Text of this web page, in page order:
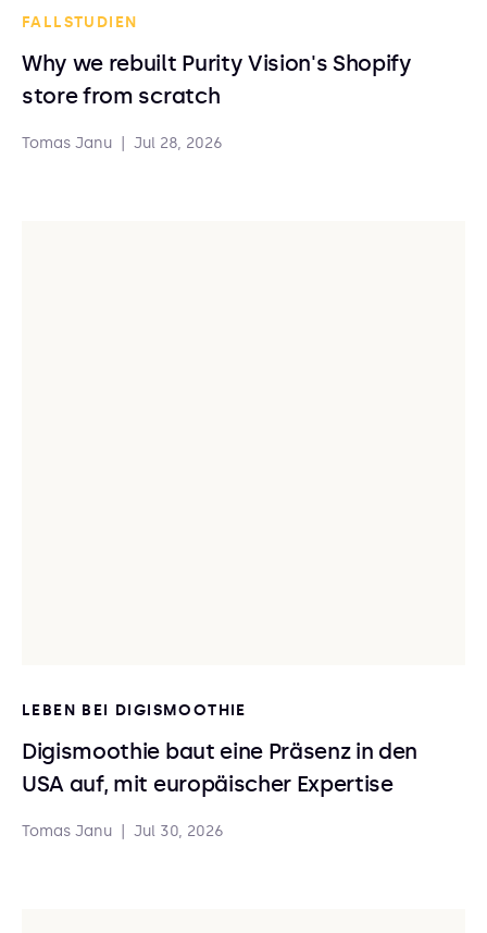
FALLSTUDIEN
Why we rebuilt Purity Vision's Shopify
store from scratch
Tomas Janu Jul 28, 2026
LEBEN BEI DIGISMOOTHIE
Digismoothie baut eine Präsenz in den
USA auf, mit europäischer Expertise
Tomas Janu Jul 30, 2026